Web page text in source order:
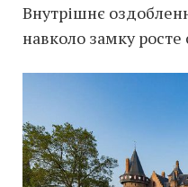
Внутрішнє
навколо замку росте